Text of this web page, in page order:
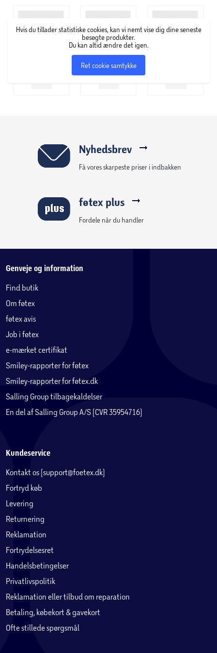
Hvis du tillader statistiske cookies, kan vi nemt vise dig dine seneste
besøgte produkter.
Du kan altid ændre det igen.
Ret cookie samtykke
Nyhedsbrev
Få vores skarpeste priser i indbakken
føtex plus
Fordele når du handler
Genveje og information
Find butik
Om føtex
føtex avis
Job i føtex
e-mærket certifikat
Smiley-rapporter for føtex
Smiley-rapporter for føtex.dk
Salling Group tilbagekaldelser
En del af Salling Group A/S (CVR 35954716)
Kundeservice
Kontakt os (support@foetex.dk)
Fortryd køb
Levering
Returnering
Reklamation
Fortrydelsesret
Handelsbetingelser
Privatlivspolitik
Reklamation eller tilbud om reparation
Betaling, købekort & gavekort
Ofte stillede spørgsmål